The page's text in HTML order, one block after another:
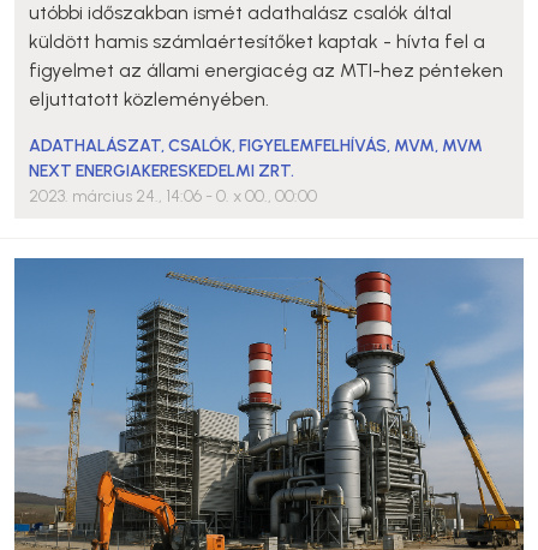
utóbbi időszakban ismét adathalász csalók által
küldött hamis számlaértesítőket kaptak - hívta fel a
figyelmet az állami energiacég az MTI-hez pénteken
eljuttatott közleményében.
ADATHALÁSZAT,CSALÓK,FIGYELEMFELHÍVÁS, MVM, MVM
NEXT ENERGIAKERESKEDELMI ZRT.
2023. március 24., 14:06 - 0. x 00., 00:00